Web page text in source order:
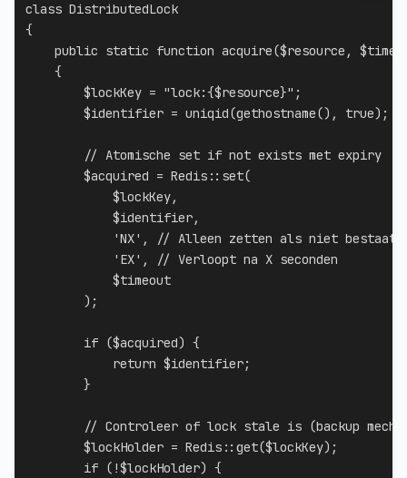
class DistributedLock
{
public static function acquire($resource ,
{
$lockKey = "lock:{$resource}" ;
$identifier = uniqid(gethostname() , true) ;
// Atomische set if not exists met expiry
$acquired = Redis :: set(
$lockKey,
$identifier,
'NX' ,
// Alleen zetten als niet bestaat
'EX' ,
// Verloopt na X seconden
$timeout
) ;
if ($acquired) {
return $identifier;
}
// Controleer of lock stale is (backup
$lockHolder = Redis :: get($lockKey) ;
if ( !$lockHolder) {